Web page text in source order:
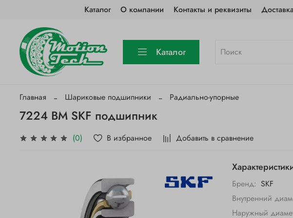
Каталог О компании Контакты и реквизиты
Каталог
Главная Шариковые подшипники Радиально-упорные
7224 BM SKF подшипник
(0) В избранное Добавить в сравнение
Бренд: SKF
Внутренний
Наружный